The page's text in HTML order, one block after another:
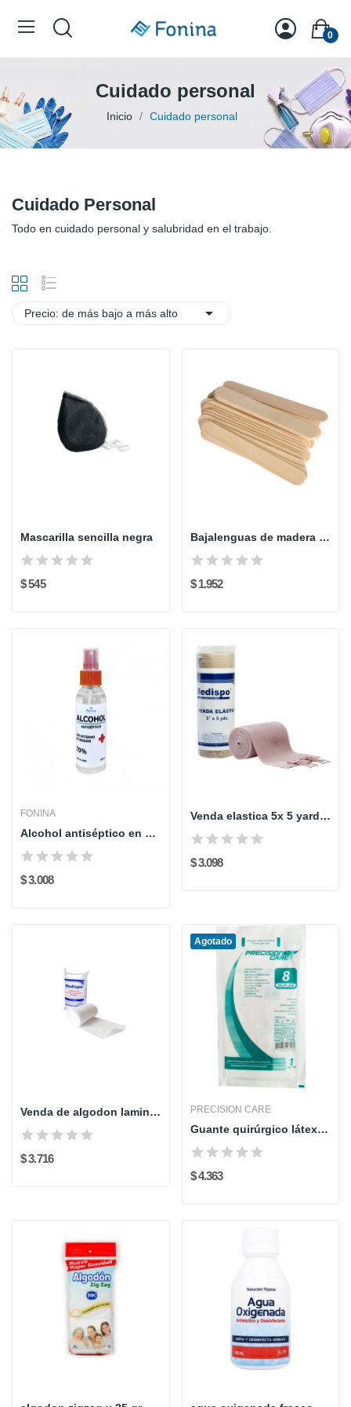
0
Cuidado personal
Inicio Cuidado personal
Cuidado Personal
Todo en cuidado personal y salubridad en el trabajo.
Precio: de más bajo a más alto 
Mascarilla sencilla negra
$ 545
Bajalenguas de madera x 20 und
$ 1.952
FONINA
Alcohol antiséptico en spray 120 ml
$ 3.008
Venda elastica 5x 5 yardas
$ 3.098
Venda de algodon laminado 5x5
$ 3.716
Agotado
PRECISION CARE
Guante quirúrgico látex esteril T. 8 x 1 par...
$ 4.363